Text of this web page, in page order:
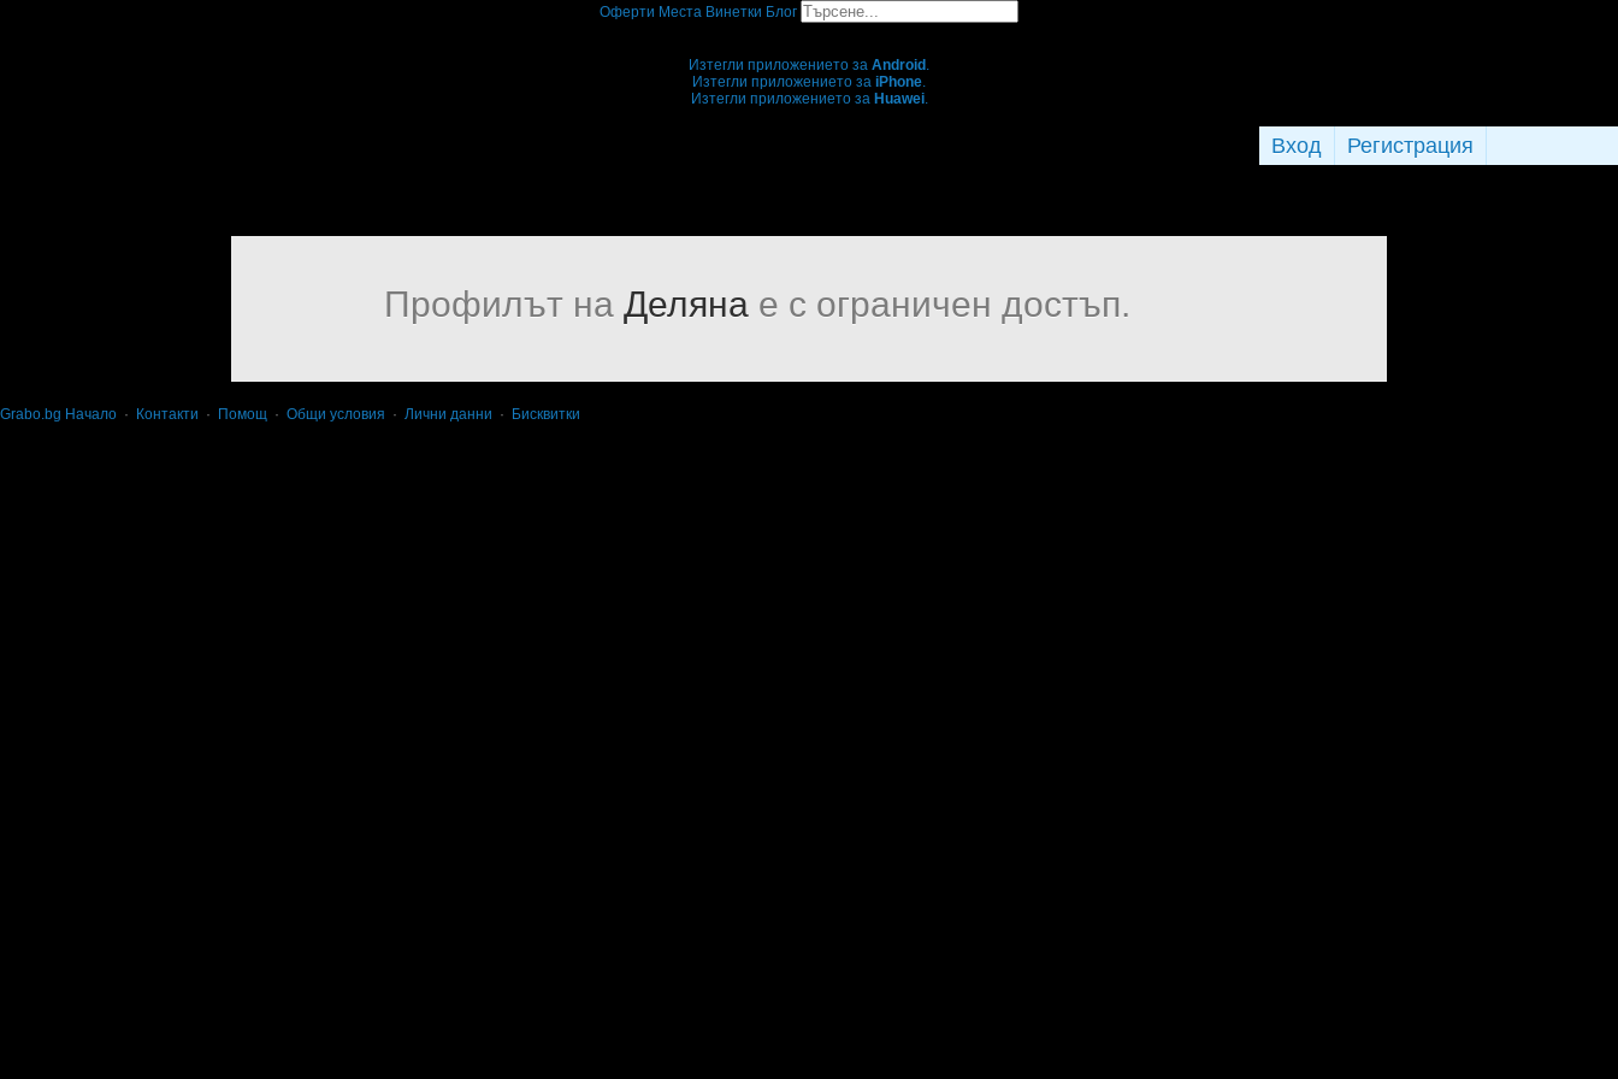
Оферти Места Винетки Блог
Изтегли приложението за Android .
Изтегли приложението за iPhone.
Изтегли приложението за Huawei.
Регистрация
Вход
Профилът на Деляна е с ограничен достъп.
Grabo.bg Начало · Контакти · Помощ · Общи условия · Лични данни · Бисквитки